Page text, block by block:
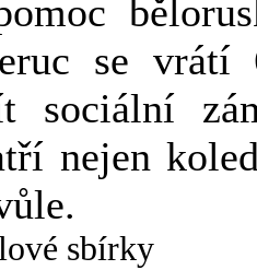
se vrátí
sociální
nejen
sbírky